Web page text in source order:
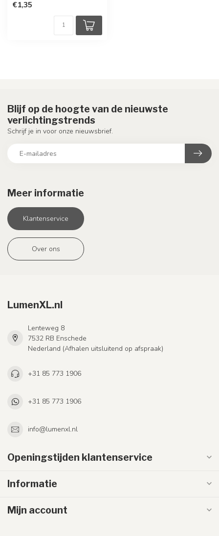
€1,35
Meer informatie
Klantenservice
Over ons
Blijf op de hoogte van de nieuwste
verlichtingstrends
Schrijf je in voor onze nieuwsbrief.
LumenXL.nl
Lenteweg 8
7532 RB Enschede
Nederland (Afhalen uitsluitend op afspraak)
+31 85 773 1906
+31 85 773 1906
info@lumenxl.nl
Openingstijden klantenservice
Informatie
Mijn account